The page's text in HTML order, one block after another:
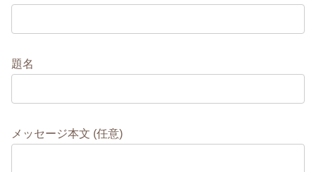
題名
メッセージ本文 (任意)